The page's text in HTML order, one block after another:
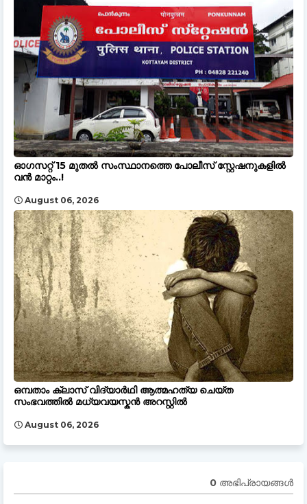
ഓഗസറ്റ് 15 മുതല്‍ സംസ്ഥാനത്തെ പോലീസ് സ്റ്റേഷനുകളിൽ
വൻ മാറ്റം..!
August 06, 2026
ഒമ്പതാം ക്ലാസ് വിദ്യാർഥി ആത്മഹത്യ ചെയ്ത
സംഭവത്തിൽ മധ്യവയസ്കൻ അറസ്റ്റിൽ
August 06, 2026
0 അഭിപ്രായങ്ങള്‍